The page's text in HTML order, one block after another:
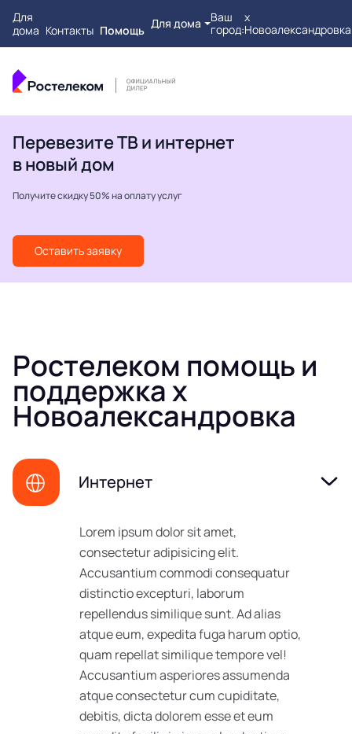
Для
дома Контакты Помощь Для дома
Ваш
город:
х
Новоалександровка
Перевезите ТВ и интернет
в новый дом
Получите скидку 50% на оплату услуг
Оставить заявку
Ростелеком помощь и
поддержка х
Новоалександровка
Интернет
Lorem ipsum dolor sit amet,
consectetur adipisicing elit.
Accusantium commodi consequatur
distinctio excepturi, laborum
repellendus similique sunt. Ad alias
atque eum, expedita fuga harum optio,
quam repellat similique tempore vel!
Accusantium asperiores assumenda
atque consectetur cum cupiditate,
debitis, dicta dolorem esse et eum